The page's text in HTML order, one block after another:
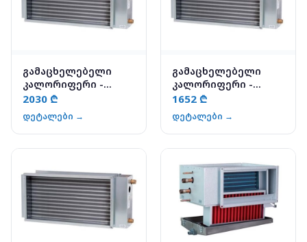
გამაცხელებელი
კალორიფერი -
Systemair VBR 60-35-4
2030 ₾
დეტალები →
გამაცხელებელი
კალორიფერი -
Systemair VBR 70-40-2
1652 ₾
დეტალები →